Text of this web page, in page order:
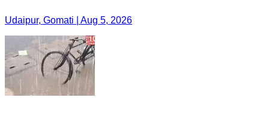
Udaipur, Gomati | Aug 5, 2026